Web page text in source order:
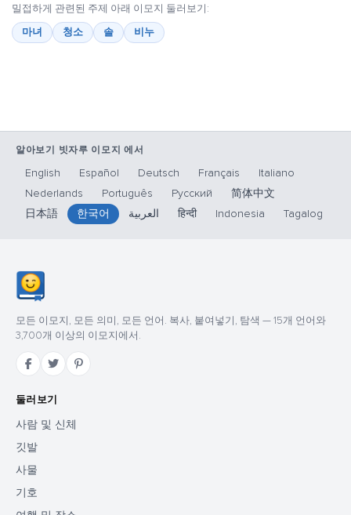
밀접하게 관련된 주제 아래 이모지 둘러보기:
마녀
청소 솔 비누
알아보기 빗자루 이모지 에서
English Español Deutsch Français
Italiano
Nederlands
Português Русский
简体中文
日本語
한국어 العربية हिन्दी Indonesia Tagalog
모든 이모지, 모든 의미, 모든 언어. 복사, 붙여넣기, 탐색 — 15개 언어와
3,700개 이상의 이모지에서.
둘러보기
사람 및 신체
깃발
사물
기호